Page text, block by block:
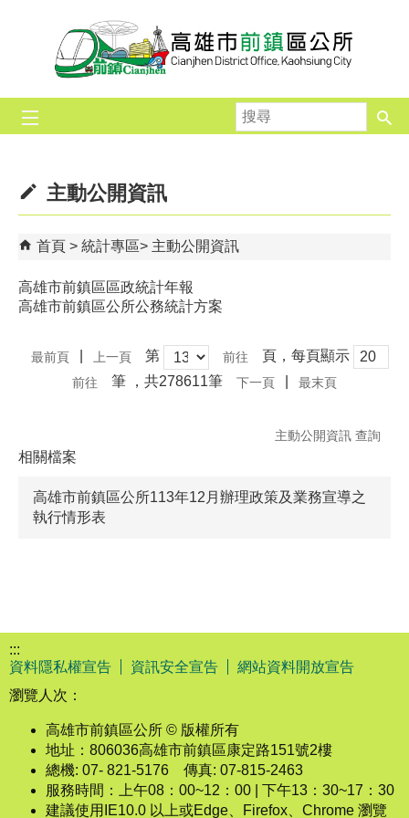
跳到主要內容區塊
尋
主動公開資訊
首頁 統計專區 主動公開資訊
高雄市前鎮區區政統計年報
高雄市前鎮區公所公務統計方案
最前頁 上一頁 第
頁，每頁顯示
筆
，共278611筆 下一頁 最末頁
主動公開資訊 查詢
相關檔案
高雄市前鎮區公所113年12月辦理政策及業務宣導之
執行情形表
:::
資料隱私權宣告
資訊安全宣告
網站資料開放宣告
瀏覽人次：
高雄市前鎮區公所 © 版權所有
地址：806036高雄市前鎮區康定路151號2樓
總機: 07- 821-5176 傳真: 07-815-2463
服務時間：上午08：00~12：00 | 下午13：30~17：30
建議使用IE10.0 以上或Edge、Firefox、Chrome 瀏覽